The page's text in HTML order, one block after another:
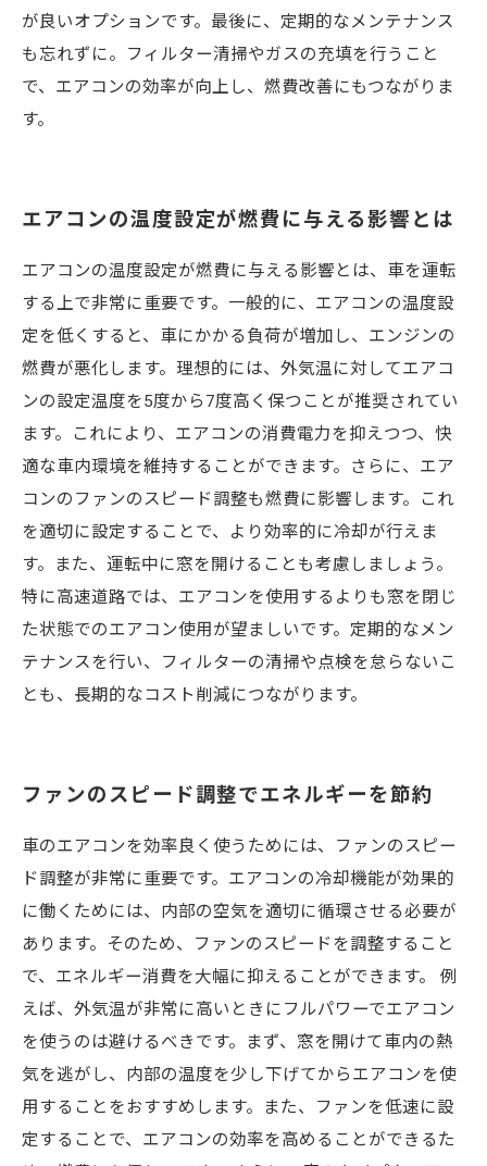
が良いオプションです。最後に、定期的なメンテナンス
も忘れずに。フィルター清掃やガスの充填を行うこと
で、エアコンの効率が向上し、燃費改善にもつながりま
す。
エアコンの温度設定が燃費に与える影響とは
エアコンの温度設定が燃費に与える影響とは、車を運転
する上で非常に重要です。一般的に、エアコンの温度設
定を低くすると、車にかかる負荷が増加し、エンジンの
燃費が悪化します。理想的には、外気温に対してエアコ
ンの設定温度を5度から7度高く保つことが推奨されてい
ます。これにより、エアコンの消費電力を抑えつつ、快
適な車内環境を維持することができます。さらに、エア
コンのファンのスピード調整も燃費に影響します。これ
を適切に設定することで、より効率的に冷却が行えま
す。また、運転中に窓を開けることも考慮しましょう。
特に高速道路では、エアコンを使用するよりも窓を閉じ
た状態でのエアコン使用が望ましいです。定期的なメン
テナンスを行い、フィルターの清掃や点検を怠らないこ
とも、長期的なコスト削減につながります。
ファンのスピード調整でエネルギーを節約
車のエアコンを効率良く使うためには、ファンのスピー
ド調整が非常に重要です。エアコンの冷却機能が効果的
に働くためには、内部の空気を適切に循環させる必要が
あります。そのため、ファンのスピードを調整すること
で、エネルギー消費を大幅に抑えることができます。 例
えば、外気温が非常に高いときにフルパワーでエアコン
を使うのは避けるべきです。まず、窓を開けて車内の熱
気を逃がし、内部の温度を少し下げてからエアコンを使
用することをおすすめします。また、ファンを低速に設
定することで、エアコンの効率を高めることができるた